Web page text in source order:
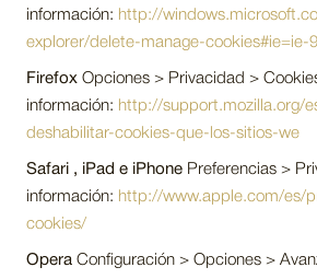
información: http://
explorer/delete-manage-cookies#ie=ie-9
Firefox Opciones > Privacidad >
información: http://support.mozilla.org/
deshabilitar-cookies-que-los-sitios-we
Safari , iPad e iPhone Preferencias >
información: http://www.apple.com/es/
cookies/
Opera Configuración > Opciones >